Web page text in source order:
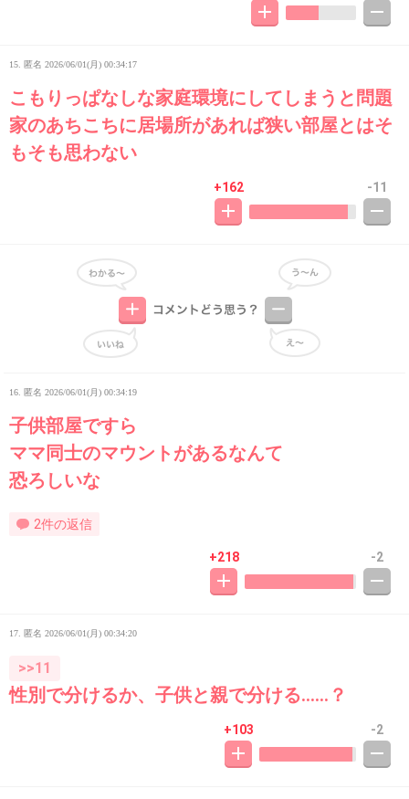
15. 匿名 2026/06/01(月) 00:34:17
こもりっぱなしな家庭環境にしてしまうと問題
家のあちこちに居場所があれば狭い部屋とはそ
もそも思わない
+162 -11
16. 匿名 2026/06/01(月) 00:34:19
子供部屋ですら
ママ同士のマウントがあるなんて
恐ろしいな
2件の返信
+218 -2
17. 匿名 2026/06/01(月) 00:34:20
>>11
性別で分けるか、子供と親で分ける……？
+103 -2